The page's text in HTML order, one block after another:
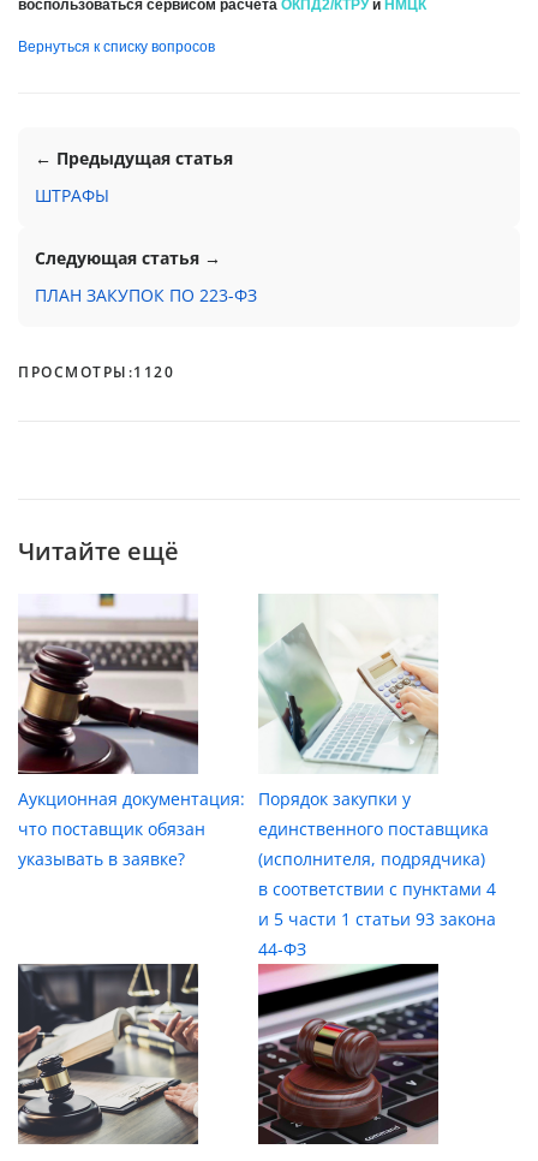
воспользоваться сервисом расчета ОКПД2/КТРУи НМЦК
Вернуться к списку вопросов
← Предыдущая статья
ШТРАФЫ
Следующая статья →
ПЛАН ЗАКУПОК ПО 223-ФЗ
ПРОСМОТРЫ:1120
Читайте ещё
Аукционная документация:
что поставщик обязан
указывать в заявке?
Порядок закупки у
единственного поставщика
(исполнителя, подрядчика)
в соответствии с пунктами 4
и 5 части 1 статьи 93 закона
44-ФЗ